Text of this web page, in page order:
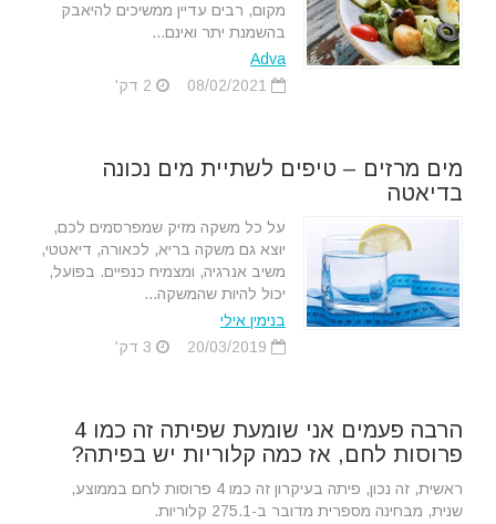
מקום, רבים עדיין ממשיכים להיאבק
בהשמנת יתר ואינם...
Adva
מים מרזים – טיפים לשתיית מים נכונה
בדיאטה
על כל משקה מזיק שמפרסמים לכם,
יוצא גם משקה בריא, לכאורה, דיאטטי,
משיב אנרגיה, ומצמיח כנפיים. בפועל,
יכול להיות שהמשקה...
בנימין אילי
הרבה פעמים אני שומעת שפיתה זה כמו 4
פרוסות לחם, אז כמה קלוריות יש בפיתה?
ראשית, זה נכון, פיתה בעיקרון זה כמו 4 פרוסות לחם בממוצע,
שנית, מבחינה מספרית מדובר ב-275.1 קלוריות.